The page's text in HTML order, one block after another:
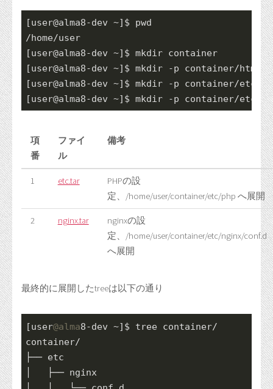
[user@alma8-dev ~]$ pwd
/home/user
[user@alma8-dev ~]$ mkdir container
[user@alma8-dev ~]$ mkdir -p container/html
[user@alma8-dev ~]$ mkdir -p container/etc/
[user@alma8-dev ~]$ mkdir -p container/etc/
項
番
ファイ
ル
備考
1 etc.tar
PHPの設
定、/home/user/container/etc/php へ展開
2 nginx.tar
nginxの設
定、/home/user/container/etc/nginx/conf.d
へ展開
最終的に展開したtreeは以下の通り
[user@alma8-dev ~]$ tree container/
container/
├── etc
│   ├── nginx